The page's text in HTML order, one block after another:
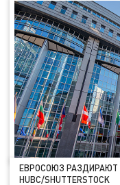
ЕВРОСОЮЗ РАЗДИРАЮТ
HUBC/SHUTTERSTOCK